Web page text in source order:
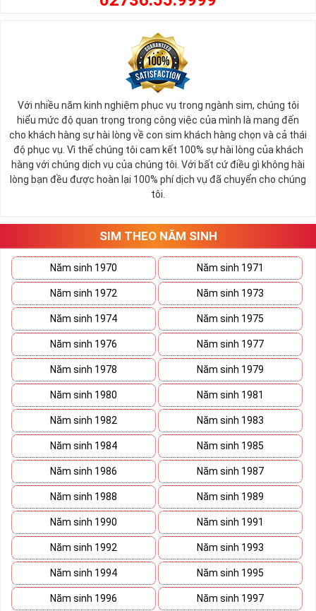
tự tin trong cuộc sống, thành công trong công việc
Bởi nếu bạn sử dụng một số sim gọi điện giao dịch làm ăn,
kinh doanh, nhìn vào số điện thoại của bạn họ sẽ biết bạn là
ai bạn dễ dàng tạo niềm tin và độ tin tưởng cao đồng nghĩa
sẽ nâng cao uy tín và thương hiệu của bạn.
Với người kinh doanh có sim số đẹp sẽ có được nhiều lợi thế
hơn so với đối thủ, nếu bạn đang có nhu cầu mua sim số đẹp
để phục vụ mục đích nào đó hãy nhanh tay chọn cho mình
một số đẹp như ý.
Sở hữu và dùng sim số đẹp ít ra cũng phân biệt được bạn là
ai? Là đại gia, doanh nhân thành đạt , VIP, hay là giới sành
Tham khảo thêm: Bộ Sưu Tập Sim Số Đẹp Đầu Số
09 HOT Nhất
Thế Nào Là Sim Giá Rẻ?
Muasim giá rẻhay sim giảm giá không có nghĩa đây là sim
xấu, sim số đẹp giá rẻ có thể là những sim siêu vip nhưng đã
lâu chưa tìm được người mua nên có sale of 1 chút để kích
cầu mua sắm.
Trong mọi cuộc mua bán, người nhanh tay là người chiến
thắng sim số đẹp đôi khi cũng như vật giá leo thang ngày
hôm nay giá thấp nhưng ngày mai có thể tăng phi mã số tiền
bạn dự định bỏ ra có thể nhanh chóng vượt khung trần.
Với nhiều năm kinh nghiệm phục vụ trong ngành sim, chúng tôi
hiểu mức độ quan trọng trong công việc của mình là mang đến
cho khách hàng sự hài lòng về con sim khách hàng chọn và cả thái
độ phục vụ. Vì thế chúng tôi cam kết 100% sự hài lòng của khách
hàng với chúng dịch vụ của chúng tôi. Với bất cứ điều gì không hài
lòng bạn đều được hoàn lại 100% phí dịch vụ đã chuyển cho chúng
tôi.
SIM THEO NĂM SINH
Năm sinh 1970 Năm sinh 1971
Năm sinh 1972 Năm sinh 1973
Năm sinh 1974 Năm sinh 1975
Năm sinh 1976 Năm sinh 1977
Năm sinh 1978 Năm sinh 1979
Năm sinh 1980 Năm sinh 1981
Năm sinh 1982 Năm sinh 1983
Năm sinh 1984 Năm sinh 1985
Năm sinh 1986 Năm sinh 1987
Năm sinh 1988 Năm sinh 1989
Năm sinh 1990 Năm sinh 1991
Năm sinh 1992 Năm sinh 1993
Năm sinh 1994 Năm sinh 1995
Năm sinh 1996 Năm sinh 1997